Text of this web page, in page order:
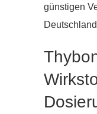
günstigen